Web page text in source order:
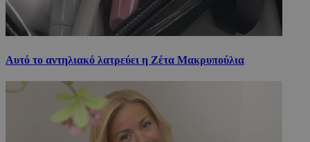
Αυτό το αντηλιακό λατρεύει η Ζέτα Μακρυπούλια